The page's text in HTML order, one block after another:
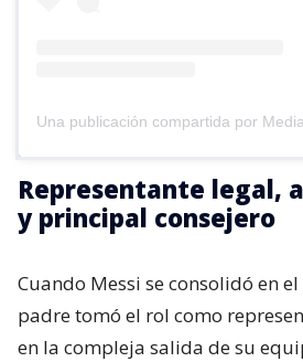
Representante legal,
y principal consejero
Cuando Messi se consolidó en
padre tomó el rol como
en la compleja salida de su